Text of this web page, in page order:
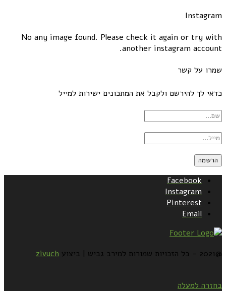
Instagram
No any image found. Please check it again or try with
another instagram account.
שמרו על קשר
כדאי לך להירשם ולקבל את המתכונים ישירות למייל
Facebook
Instagram
Pinterest
Email
@2021 - כל הזכויות שמורות למירב גביש | ביצוע zivuch
בחזרה למעלה